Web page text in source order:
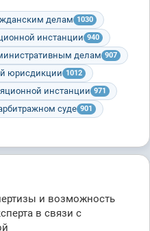
делам 1030
инстанции 940
делам 907
юрисдикции 1012
инстанции 971
суде 901
и возможность
в связи с